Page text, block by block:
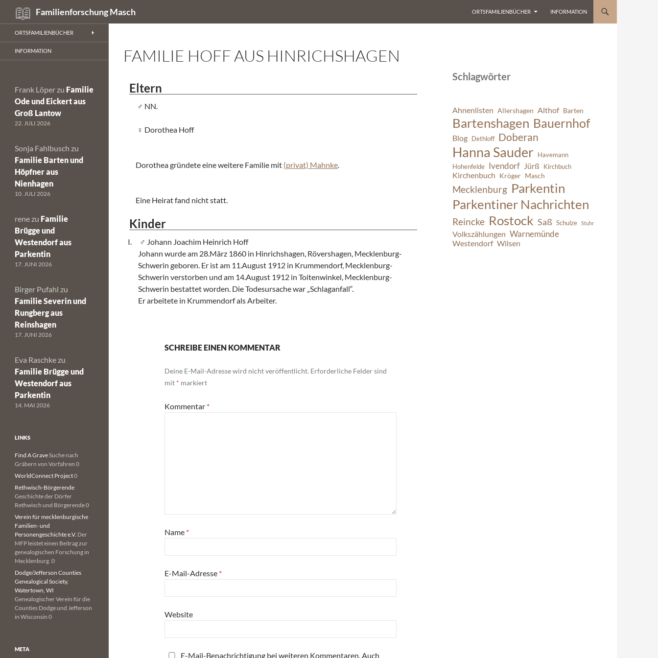
Inhalt
springen
Familienforschung Masch
Suchen
ORTSFAMILIENBÜCHER INFORMATION
FAMILIE HOFF AUS HINRICHSHAGEN
Eltern
NN.
Dorothea Hoff
Dorothea gründete eine weitere Familie mit (privat) Mahnke.
Eine Heirat fand nicht statt.
Kinder
Johann Joachim Heinrich Hoff
Johann wurde am 28.März 1860 in Hinrichshagen, Rövershagen, Mecklenburg-
Schwerin geboren. Er ist am 11.August 1912 in Krummendorf, Mecklenburg-
Schwerin verstorben und am 14.August 1912 in Toitenwinkel, Mecklenburg-
Schwerin bestattet worden. Die Todesursache war „Schlaganfall“.
Er arbeitete in Krummendorf als Arbeiter.
SCHREIBE EINEN KOMMENTAR
Deine E-Mail-Adresse wird nicht veröffentlicht. Erforderliche Felder sind
mit * markiert
Kommentar *
Name *
E-Mail-Adresse *
Website
E-Mail-Benachrichtigung bei weiteren Kommentaren. Auch
Schlagwörter
Ahnenlisten Allershagen Althof Barten
Bartenshagen Bauernhof
Blog Dethloff Doberan
Hanna Sauder
Havemann
Hohenfelde Ivendorf Jürß Kirchbuch
Kirchenbuch Kröger Masch
Mecklenburg Parkentin
Parkentiner Nachrichten
Reincke Rostock Saß Schulze Stuhr
Volkszählungen Warnemünde
Westendorf Wilsen
ORTSFAMILIENBÜCHER
INFORMATION
Frank Löper zu Familie
Ode und Eickert aus
Groß Lantow
22. JULI 2026
Sonja Fahlbusch zu
Familie Barten und
Höpfner aus
Nienhagen
10. JULI 2026
rene zu Familie
Brügge und
Westendorf aus
Parkentin
17. JUNI 2026
Birger Pufahl zu
Familie Severin und
Rungberg aus
Reinshagen
17. JUNI 2026
Eva Raschke zu
Familie Brügge und
Westendorf aus
Parkentin
14. MAI 2026
LINKS
Find A GraveSuche nach
Gräbern von Vorfahren 0
WorldConnect Project0
Rethwisch-Börgerende
Geschichte der Dörfer
Rethwisch und Börgerende 0
Verein für mecklenburgische
Familien- und
Personengeschichte e.V. Der
MFP leistet einen Beitrag zur
genealogischen Forschung in
Mecklenburg. 0
Dodge/Jefferson Counties
Genealogical Society,
Watertown, WI
Genealogischer Verein für die
Counties Dodge und Jefferson
in Wisconsin 0
META